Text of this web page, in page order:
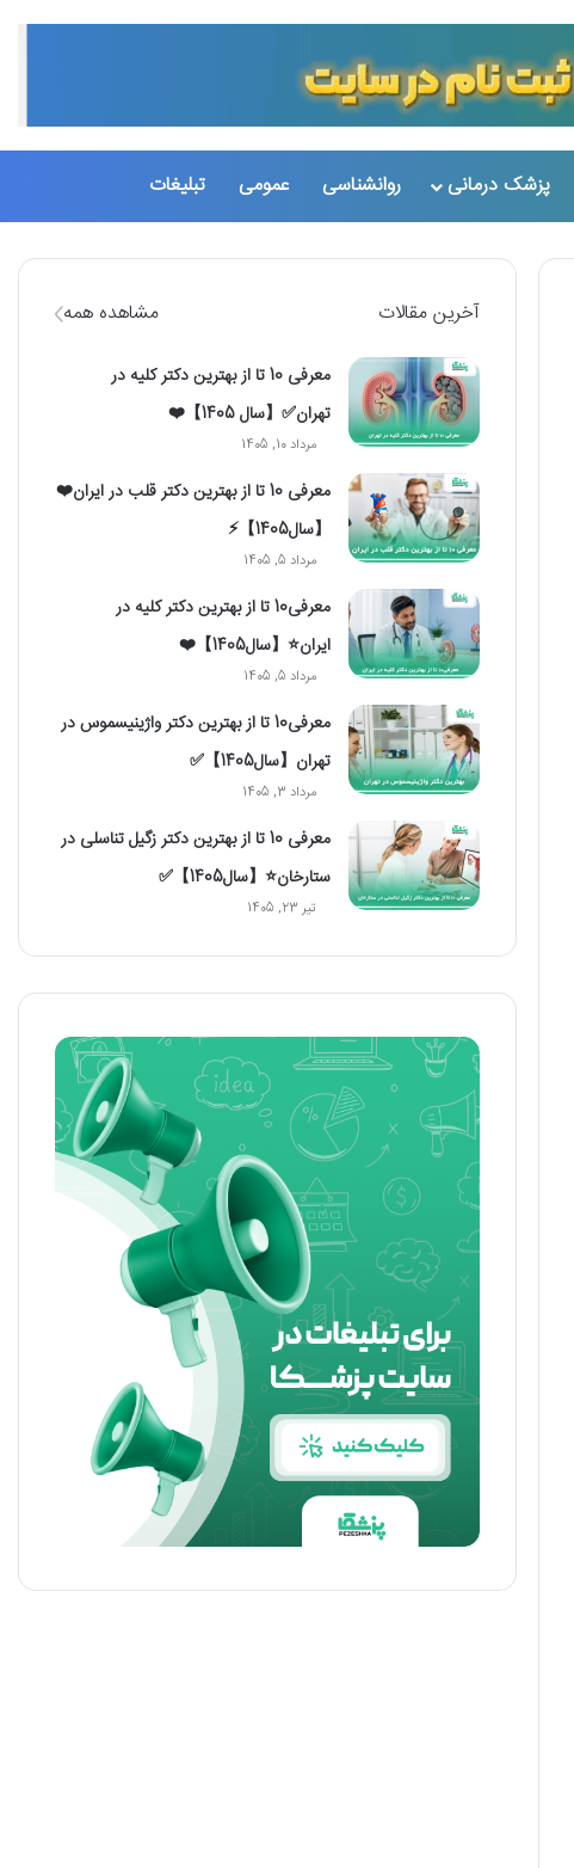
پزشک درمانی روانشناسی عمومی تبلیغات
آخرین مقالات مشاهده همه
معرفی 10 تا از بهترین دکتر کلیه در
تهران✅【سال 1405】❤️
مرداد 10, 1405
معرفی 10 تا از بهترین دکتر قلب در ایران❤️
【سال1405】⚡️
مرداد 5, 1405
معرفی10 تا از بهترین دکتر کلیه در
ایران⭐【سال1405】❤️
مرداد 5, 1405
معرفی10 تا از بهترین دکتر واژینیسموس در
تهران【سال1405】✅
مرداد 3, 1405
معرفی 10 تا از بهترین دکتر زگیل تناسلی در
ستارخان⭐【سال1405】✅
تیر 23, 1405